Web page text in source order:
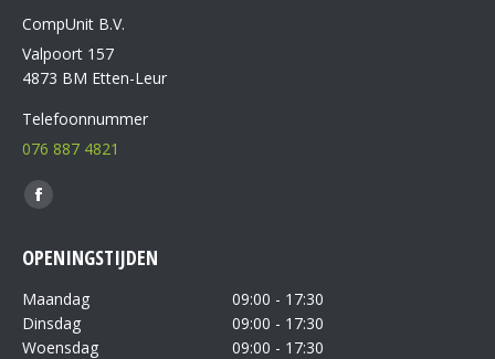
CompUnit B.V.
Valpoort 157
4873 BM Etten-Leur
Telefoonnummer
076 887 4821
Vind ons op:
OPENINGSTIJDEN
Maandag
09:00 - 17:30
Dinsdag
09:00 - 17:30
Woensdag
09:00 - 17:30